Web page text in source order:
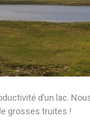
d’un lac.
grosses truites !